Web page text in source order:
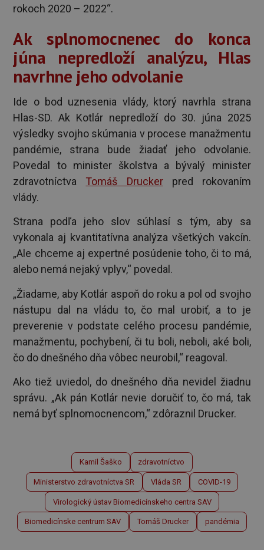
rokoch 2020 – 2022“.
Ak splnomocnenec do konca
júna nepredloží analýzu, Hlas
navrhne jeho odvolanie
Ide o bod uznesenia vlády, ktorý navrhla strana
Hlas-SD. Ak Kotlár nepredloží do 30. júna 2025
výsledky svojho skúmania v procese manažmentu
pandémie, strana bude žiadať jeho odvolanie.
Povedal to minister školstva a bývalý minister
zdravotníctva Tomáš Druckerpred rokovaním
vlády.
Strana podľa jeho slov súhlasí s tým, aby sa
vykonala aj kvantitatívna analýza všetkých vakcín.
„Ale chceme aj expertné posúdenie toho, či to má,
alebo nemá nejaký vplyv,“ povedal.
„Žiadame, aby Kotlár aspoň do roku a pol od svojho
nástupu dal na vládu to, čo mal urobiť, a to je
preverenie v podstate celého procesu pandémie,
manažmentu, pochybení, či tu boli, neboli, aké boli,
čo do dnešného dňa vôbec neurobil,“ reagoval.
Ako tiež uviedol, do dnešného dňa nevidel žiadnu
správu. „Ak pán Kotlár nevie doručiť to, čo má, tak
nemá byť splnomocnencom,“ zdôraznil Drucker.
Kamil Šaško zdravotníctvo
Ministerstvo zdravotníctva SR Vláda SR COVID-19
Virologický ústav Biomedicínskeho centra SAV
Biomedicínske centrum SAV Tomáš Drucker pandémia